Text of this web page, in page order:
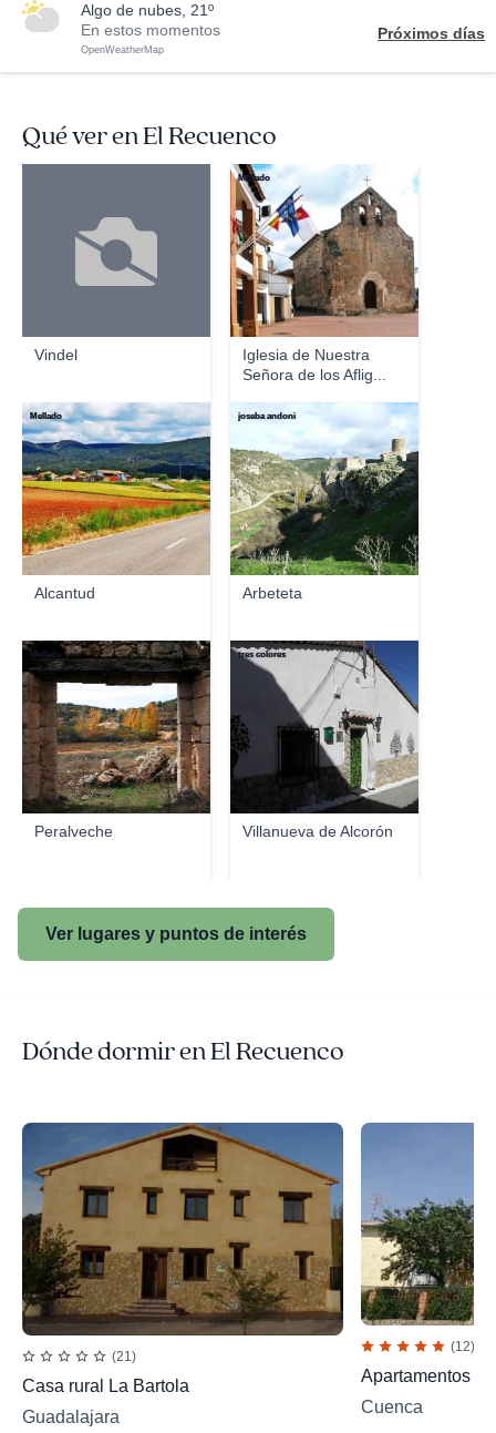
algo de nubes, 21º
En estos momentos
OpenWeatherMap
Próximos días
Qué ver en El Recuenco
Vindel
Iglesia de Nuestra
Señora de los Aflig...
Mellado
Alcantud
Mellado
Arbeteta
joseba andoni
Peralveche
Mellado
Villanueva de Alcorón
tres colores
Ver lugares y puntos de interés
Dónde dormir en El Recuenco
(21)
Casa rural La Bartola
Guadalajara
(12)
Apartamentos
Cuenca